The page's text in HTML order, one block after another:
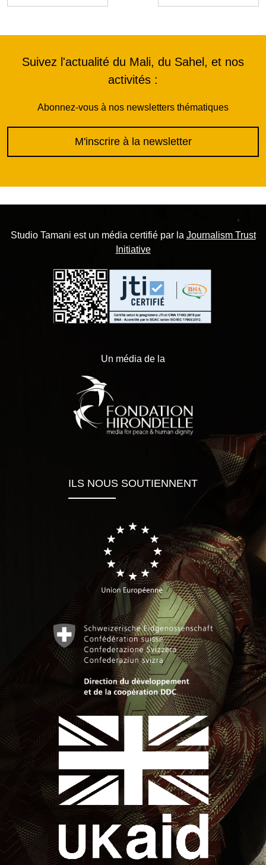
Suivez l'actualité du Mali, du Sahel, et nos
activités :
Abonnez-vous à nos newsletters thématiques
M'inscrire à la newsletter
Studio Tamani est un média certifié par la Journalism Trust
Initiative
Un média de la
ILS NOUS SOUTIENNENT